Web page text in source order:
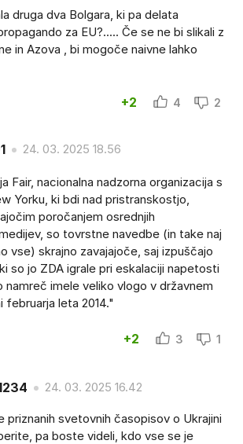
druga dva Bolgara, ki pa delata
za EU?..... Če se ne bi slikali z
in Azova , bi mogoče naivne lahko
+2 4 2
24. 03. 2025 18.56
Fair, nacionalna nadzorna organizacija s
Yorku, ki bdi nad pristranskostjo,
poročanjem osrednjih
so tovrstne navedbe (in take naj
vse) skrajno zavajajoče, saj izpuščajo
so jo ZDA igrale pri eskalaciji napetosti
namreč imele veliko vlogo v državnem
februarja leta 2014."
+2 3 1
24. 03. 2025 16.42
priznanih svetovnih časopisov o Ukrajini
pa boste videli, kdo vse se je